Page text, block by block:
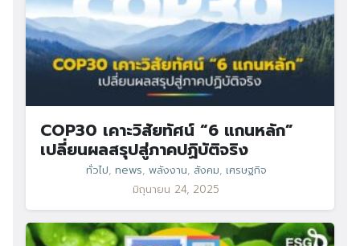
COP30 เคาะวิสัยทัศน์ “6 แกนหลัก”
เปลี่ยนผลสรุปสู่ภาคปฏิบัติจริง
ทั่วไป, news, พลังงาน, สังคม, เศรษฐกิจ
มิถุนายน 24, 2025